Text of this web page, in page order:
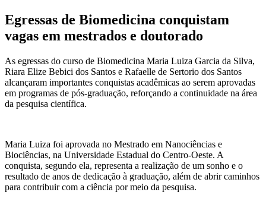
Egressas de Biomedicina conquistam
vagas em mestrados e doutorado
As egressas do curso de Biomedicina Maria Luiza Garcia da Silva,
Riara Elize Bebici dos Santos e Rafaelle de Sertorio dos Santos
alcançaram importantes conquistas acadêmicas ao serem aprovadas
em programas de pós-graduação, reforçando a continuidade na área
da pesquisa científica.
Maria Luiza foi aprovada no Mestrado em Nanociências e
Biociências, na Universidade Estadual do Centro-Oeste. A
conquista, segundo ela, representa a realização de um sonho e o
resultado de anos de dedicação à graduação, além de abrir caminhos
para contribuir com a ciência por meio da pesquisa.